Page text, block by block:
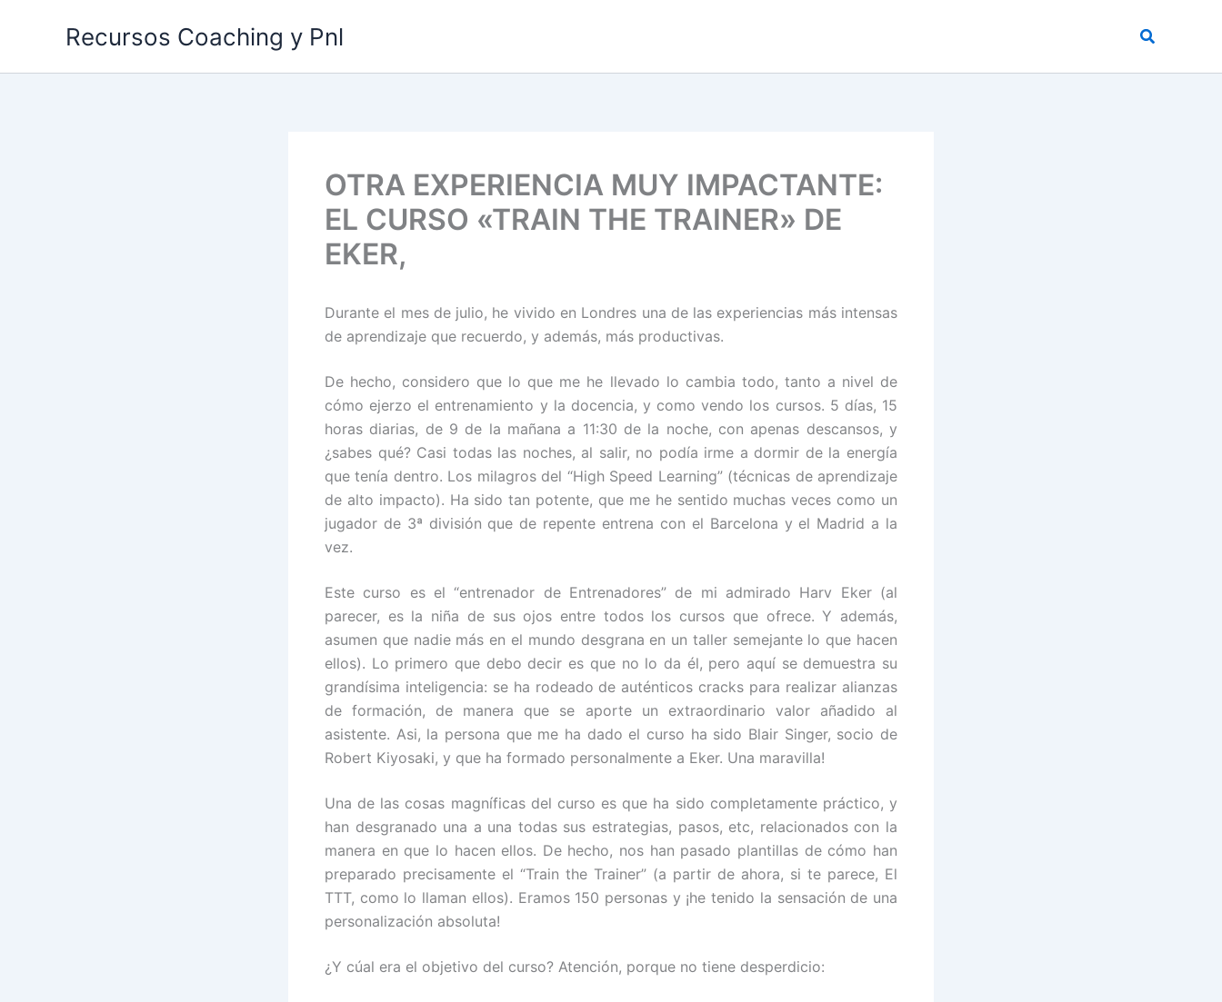
Recursos Coaching y Pnl Buscar
OTRA EXPERIENCIA MUY IMPACTANTE:
EL CURSO «TRAIN THE TRAINER» DE
EKER,
Durante el mes de julio, he vivido en Londres una de las experiencias más intensas
de aprendizaje que recuerdo, y además, más productivas.
De hecho, considero que lo que me he llevado lo cambia todo, tanto a nivel de
cómo ejerzo el entrenamiento y la docencia, y como vendo los cursos. 5 días, 15
horas diarias, de 9 de la mañana a 11:30 de la noche, con apenas descansos, y
¿sabes qué? Casi todas las noches, al salir, no podía irme a dormir de la energía
que tenía dentro. Los milagros del “High Speed Learning” (técnicas de aprendizaje
de alto impacto). Ha sido tan potente, que me he sentido muchas veces como un
jugador de 3ª división que de repente entrena con el Barcelona y el Madrid a la
vez.
Este curso es el “entrenador de Entrenadores” de mi admirado Harv Eker (al
parecer, es la niña de sus ojos entre todos los cursos que ofrece. Y además,
asumen que nadie más en el mundo desgrana en un taller semejante lo que hacen
ellos). Lo primero que debo decir es que no lo da él, pero aquí se demuestra su
grandísima inteligencia: se ha rodeado de auténticos cracks para realizar alianzas
de formación, de manera que se aporte un extraordinario valor añadido al
asistente. Asi, la persona que me ha dado el curso ha sido Blair Singer, socio de
Robert Kiyosaki, y que ha formado personalmente a Eker. Una maravilla!
Una de las cosas magníficas del curso es que ha sido completamente práctico, y
han desgranado una a una todas sus estrategias, pasos, etc, relacionados con la
manera en que lo hacen ellos. De hecho, nos han pasado plantillas de cómo han
preparado precisamente el “Train the Trainer” (a partir de ahora, si te parece, El
TTT, como lo llaman ellos). Eramos 150 personas y ¡he tenido la sensación de una
personalización absoluta!
¿Y cúal era el objetivo del curso? Atención, porque no tiene desperdicio: